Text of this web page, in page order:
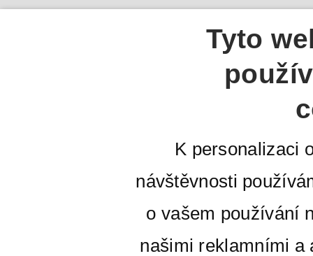
Tyto
K personalizaci
návštěvnosti
o vašem používání
našimi reklamními a